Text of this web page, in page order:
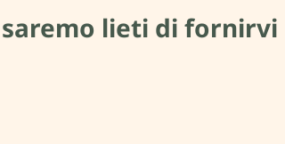
lieti di fornirvi